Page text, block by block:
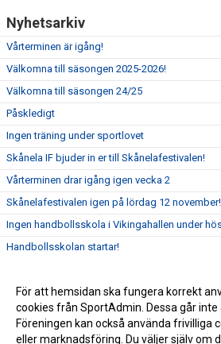
Nyhetsarkiv
Vårterminen är igång!
Välkomna till säsongen 2025-2026!
Välkomna till säsongen 24/25
Påskledigt
Ingen träning under sportlovet
Skånela IF bjuder in er till Skånelafestivalen!
Vårterminen drar igång igen vecka 2
Skånelafestivalen igen på lördag 12 november!
Ingen handbollsskola i Vikingahallen under
Handbollsskolan startar!
För att hemsidan ska fungera korrekt
cookies från SportAdmin. Dessa går inte
Föreningen kan också använda frivilliga
eller marknadsföring. Du väljer själv om